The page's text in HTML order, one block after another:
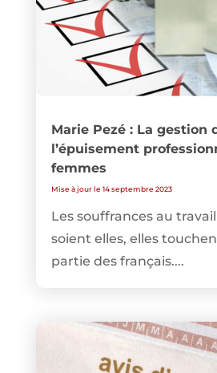
Marie Pezé : La gestion
l’épuisement
femmes
Mise à jour le 14 septembre 2023
Les souffrances au
soient elles, elles
partie des français....